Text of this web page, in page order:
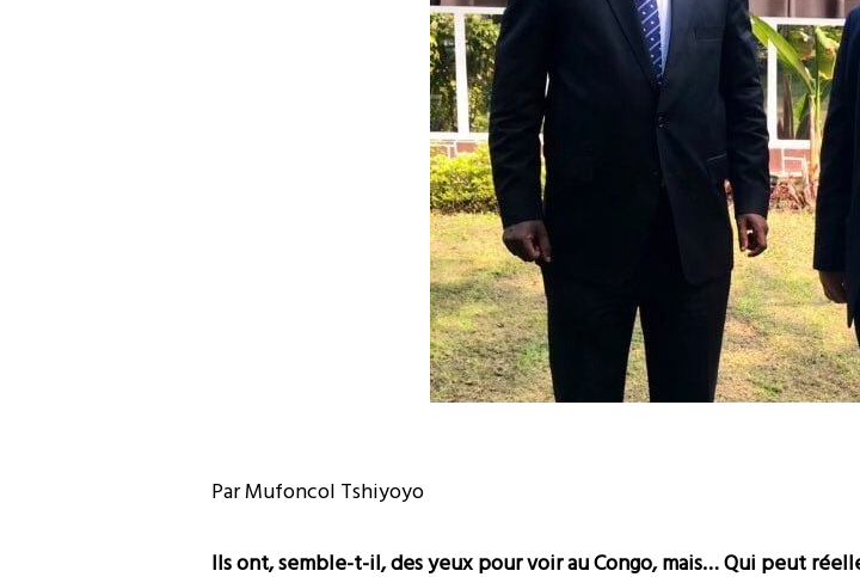
Par Mufoncol Tshiyoyo
Ils ont, semble-t-il, des yeux pour voir au Congo, mais… Qui peut